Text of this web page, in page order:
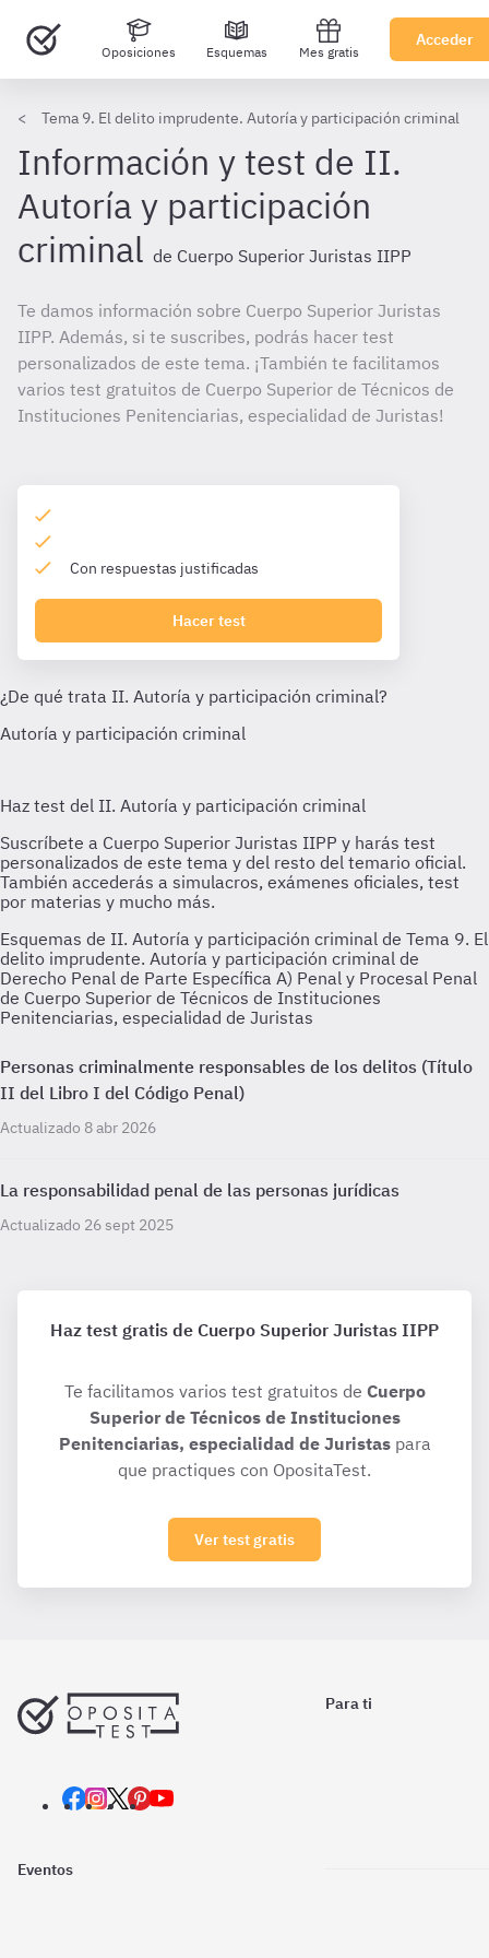
Oposiciones Esquemas Mes gratis
Acceder
Tema 9. El delito imprudente. Autoría y participación criminal
Información y test de II.
Autoría y participación
criminal de Cuerpo Superior Juristas IIPP
Te damos información sobre Cuerpo Superior Juristas
IIPP. Además, si te suscribes, podrás hacer test
personalizados de este tema. ¡También te facilitamos
varios test gratuitos de Cuerpo Superior de Técnicos de
Instituciones Penitenciarias, especialidad de Juristas!
Con respuestas justificadas
Hacer test
Esquemas de II. Autoría y participación criminal de Tema 9. El
delito imprudente. Autoría y participación criminal de
Derecho Penal de Parte Específica A) Penal y Procesal Penal
de Cuerpo Superior de Técnicos de Instituciones
Penitenciarias, especialidad de Juristas
Personas criminalmente responsables de los delitos (Título
II del Libro I del Código Penal)
Actualizado 8 abr 2026
La responsabilidad penal de las personas jurídicas
Actualizado 26 sept 2025
Haz test gratis de Cuerpo Superior Juristas IIPP
Te facilitamos varios test gratuitos de Cuerpo
Superior de Técnicos de Instituciones
Penitenciarias, especialidad de Juristaspara
que practiques con OpositaTest.
Ver test gratis
Para ti
Eventos